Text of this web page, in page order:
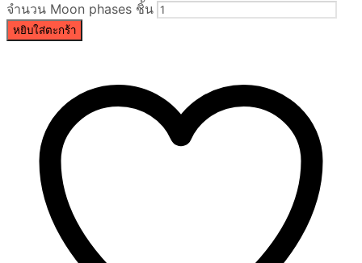
จำนวน Moon phases ชิ้น
หยิบใส่ตะกร้า